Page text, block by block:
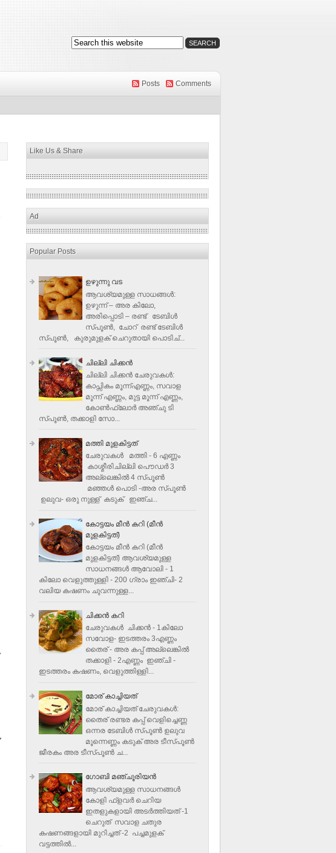
Posts Comments
Like Us & Share
Ad
Popular Posts
ഉഴുന്നു വട
ആവശ്യമുള്ള സാധങ്ങൾ:
ഉഴുന്ന് – അര കിലോ,
അരിപ്പൊടി – രണ്ട് ടേബിൾ
സ്പൂൺ, ചോറ് രണ്ട് ടേബിള്‍
സ്പൂണ്‍, കുരുമുളക് ചെറുതായി പൊടിച്...
ചില്ലി ചിക്കൻ
ചില്ലി ചിക്കൻ ചേരുവകള്‍:
കാപ്സികം മൂന്ന്എണ്ണം, സവാള
മൂന്ന് എണ്ണം, മുട്ട മൂന്ന് എണ്ണം,
കോണ്‍ഫ്ലോര്‍ അഞ്ചു ടി
സ്പൂണ്‍, തക്കാളി സോ...
മത്തി മുളകിട്ടത്
ചേരുവകൾ മത്തി - 6 എണ്ണം
കാശ്മീരിചില്ലി പൌഡർ 3
അല്ലെങ്കിൽ 4 സ്പൂണ്‍
മഞ്ഞൾ പൊടി -അര സ്പൂണ്‍
ഉലുവ- ഒരു നുള്ള് കടുക് ഇഞ്ച...
കോട്ടയം മീന്‍ കറി (മീന്‍
മുളകിട്ടത്‌)
കോട്ടയം മീന്‍ കറി (മീന്‍
മുളകിട്ടത്‌) ആവശ്യമുള്ള
സാധനങ്ങള്‍ ആവോലി - 1
കിലോ വെളുത്തുള്ളി - 200 ഗ്രാം ഇഞ്ചി- 2
വലിയ കഷണം ചുവന്നുള്ള...
ചിക്കന്‍ കറി
ചേരുവകൾ ചിക്കന്‍ - 1കിലോ
സവോള- ഇടത്തരം 3എണ്ണം
തൈര് - അര കപ്പ്‌ അല്ലെങ്കില്‍
തക്കാളി - 2എണ്ണം ഇഞ്ചി -
ഇടത്തരം കഷണം, വെളുത്തിള്ളി...
മോര് കാച്ചിയത്
മോര് കാച്ചിയത് ചേരുവകള്‍‌:
തൈര് രണ്ടര കപ്പ് വെളിച്ചെണ്ണ
ഒന്നര ടേബിള്‍ സ്പൂണ്‍ ഉലുവ
മൂന്നെണ്ണം കടുക് അര ടീസ്പൂണ്‍
ജീരകം അര ടീസ്പൂണ്‍ ച...
ഗോബി മഞ്ചൂരിയന്‍
ആവശ്യമുള്ള സാധനങ്ങൾ
കോളി ഫ്ളവര്‍ ചെറിയ
ഇതളുകളായി അടര്‍ത്തിയത് -1
ചെറുത് സവാള ചതുര
കഷണങ്ങളായി മുറിച്ചത് -2 പച്ചമുളക്
വട്ടത്തില്‍...